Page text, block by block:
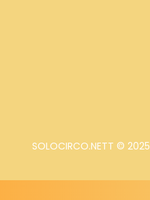
SOLOCIRCO.NETT © 2025